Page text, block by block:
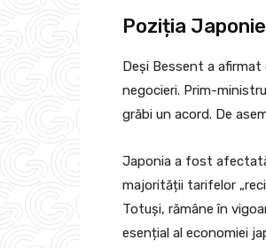
Poziția
Deși Bessent a
negocieri. Prim-
grăbi un acord. De
Japonia a fost
majorității tarifelor
Totuși, rămâne în
esențial al economiei